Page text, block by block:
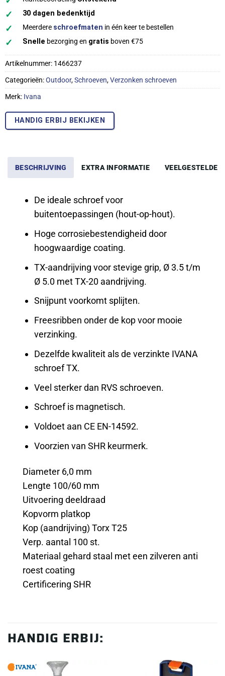
✓ 30 dagen bedenktijd
✓ Meerdere schroefmaten in één keer te bestellen
✓ Snelle bezorging en gratis boven €75
Artikelnummer: 1466237
Categorieën:Outdoor,Schroeven,Verzonken schroeven
Merk: Ivana
HANDIG ERBIJ BEKIJKEN
BESCHRIJVING EXTRA INFORMATIE VEELGESTELDE
De ideale schroef voor
buitentoepassingen (hout-op-hout).
Hoge corrosiebestendigheid door
hoogwaardige coating.
TX-aandrijving voor stevige grip, Ø 3.5 t/m
Ø 5.0 met TX-20 aandrijving.
Snijpunt voorkomt splijten.
Freesribben onder de kop voor mooie
verzinking.
Dezelfde kwaliteit als de verzinkte IVANA
schroef TX.
Veel sterker dan RVS schroeven.
Schroef is magnetisch.
Voldoet aan CE EN-14592.
Voorzien van SHR keurmerk.
Diameter 6,0 mm
Lengte 100/60 mm
Uitvoering deeldraad
Kopvorm platkop
Kop (aandrijving) Torx T25
Verp. aantal 100 st.
Materiaal gehard staal met een zilveren anti
roest coating
Certificering SHR
HANDIG ERBIJ: